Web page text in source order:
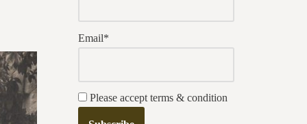
Email*
Please accept terms & condition